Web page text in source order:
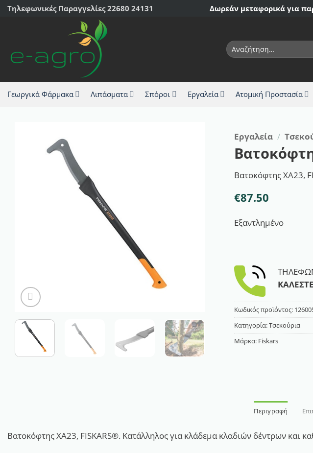
Μετάβαση
Τηλεφωνικές Παραγγελίες 22680 24131 Δωρεάν μεταφορικά για
Αναζήτηση
για:
Γεωργικά Φάρμακα Λιπάσματα Σπόροι Εργαλεία Ατομική Προστασία
Εργαλεία /
Βατοκόφτης XA23,
€87.50
Εξαντλημένο
Κωδικός προϊόντος:
Κατηγορία:Τσεκούρια
Μάρκα: Fiskars
Περιγραφή
Βατοκόφτης XA23, FISKARS®. Kατάλληλος για κλάδεμα κλαδιών δέντρων και